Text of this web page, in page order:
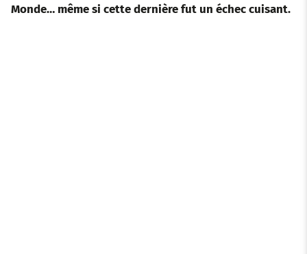
Monde… même si cette dernière fut un échec cuisant.